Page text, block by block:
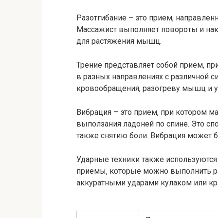
Разотгибание – это прием,
Массажист выполняет повороты и
для растяжения мышц.
Трение представляет собой прием,
в разных направлениях с различной
кровообращения, разогреву мышц и
Вибрация – это прием, при котором
выползания ладоней по спине. Это
также снятию боли. Вибрация может
Ударные техники также
приемы, которые можно выполнить
аккуратными ударами кулаком или